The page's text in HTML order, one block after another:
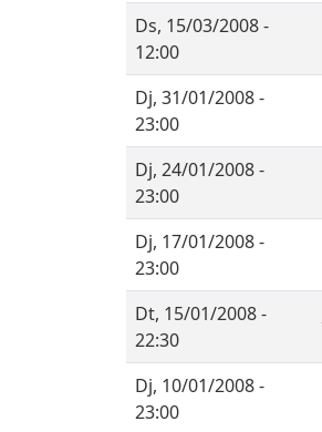
Ds, 15/03/2008 -
12:00
Dj, 31/01/2008 -
23:00
Dj, 24/01/2008 -
23:00
Dj, 17/01/2008 -
23:00
Dt, 15/01/2008 -
22:30
Dj, 10/01/2008 -
23:00